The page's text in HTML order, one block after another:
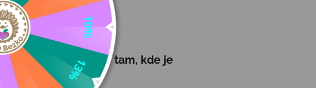
vo Valencii, aby
a optimálnej opore tam, kde je